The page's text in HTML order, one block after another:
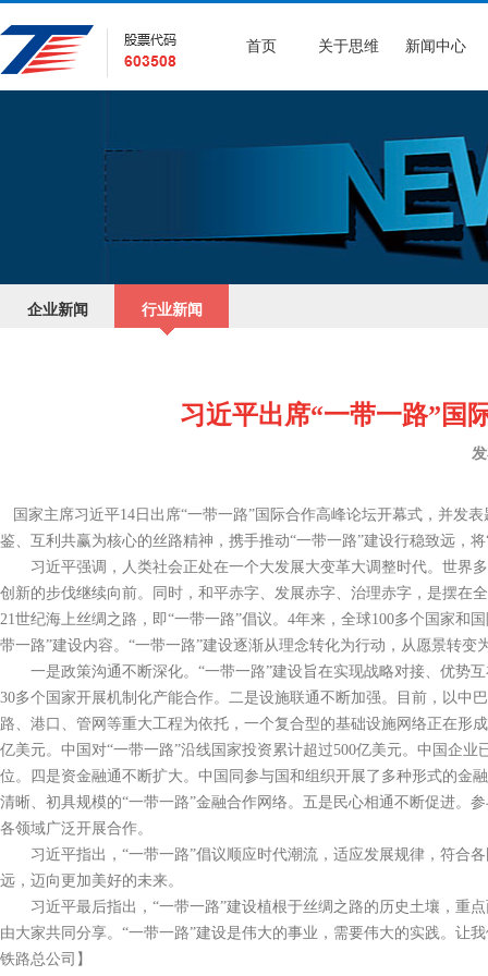
首页 关于思维 新闻中心
企业新闻 行业新闻
习近平出席“一带一路”国
国家主席习近平14日出席“一带一路”国际合作高峰论坛开幕式，并发
鉴、互利共赢为核心的丝路精神，携手推动“一带一路”建设行稳致远，
习近平强调，人类社会正处在一个大发展大变革大调整时代。世界
创新的步伐继续向前。同时，和平赤字、发展赤字、治理赤字，是摆在
21世纪海上丝绸之路，即“一带一路”倡议。4年来，全球100多个国家和
带一路”建设内容。“一带一路”建设逐渐从理念转化为行动，从愿景转变
一是政策沟通不断深化。“一带一路”建设旨在实现战略对接、优势
30多个国家开展机制化产能合作。二是设施联通不断加强。目前，以中
路、港口、管网等重大工程为依托，一个复合型的基础设施网络正在形
亿美元。中国对“一带一路”沿线国家投资累计超过500亿美元。中国企
位。四是资金融通不断扩大。中国同参与国和组织开展了多种形式的金
清晰、初具规模的“一带一路”金融合作网络。五是民心相通不断促进。
各领域广泛开展合作。
习近平指出，“一带一路”倡议顺应时代潮流，适应发展规律，符合各
远，迈向更加美好的未来。
习近平最后指出，“一带一路”建设植根于丝绸之路的历史土壤，重点
由大家共同分享。“一带一路”建设是伟大的事业，需要伟大的实践。让
铁路总公司】